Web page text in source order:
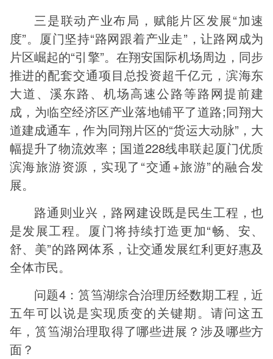
三是联动产业布局，赋能片区发展“加速
度”。厦门坚持“路网跟着产业走”，让路网成为
片区崛起的“引擎”。在翔安国际机场周边，同步
推进的配套交通项目总投资超千亿元，滨海东
大道、溪东路、机场高速公路等路网提前建
成，为临空经济区产业落地铺平了道路;同翔大
道建成通车，作为同翔片区的“货运大动脉”，大
幅提升了物流效率；国道228线串联起厦门优质
滨海旅游资源，实现了“交通+旅游”的融合发
展。
路通则业兴，路网建设既是民生工程，也
是发展工程。厦门将持续打造更加“畅、安、
舒、美”的路网体系，让交通发展红利更好惠及
全体市民。
问题4：筼筜湖综合治理历经数期工程，近
五年可以说是实现质变的关键期。请问这五
年，筼筜湖治理取得了哪些进展？涉及哪些方
面？